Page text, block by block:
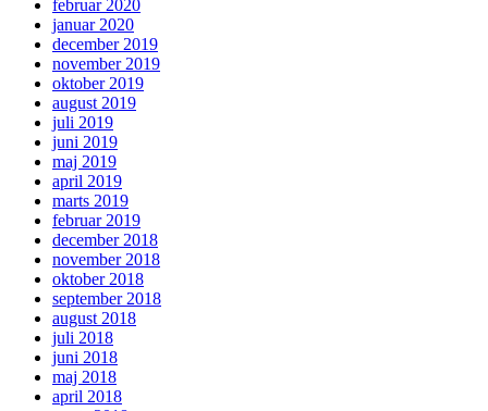
februar 2020
januar 2020
december 2019
november 2019
oktober 2019
august 2019
juli 2019
juni 2019
maj 2019
april 2019
marts 2019
februar 2019
december 2018
november 2018
oktober 2018
september 2018
august 2018
juli 2018
juni 2018
maj 2018
april 2018